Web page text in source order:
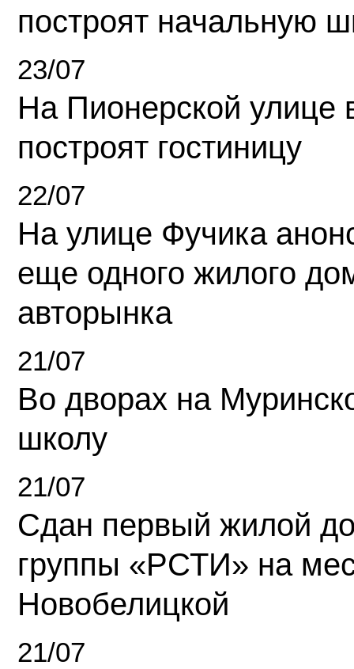
построят начальную
23/07
На Пионерской улице
построят гостиницу
22/07
На улице Фучика
еще одного жилого
авторынка
21/07
Во дворах на
школу
21/07
Сдан первый жилой
группы «РСТИ» на
Новобелицкой
21/07